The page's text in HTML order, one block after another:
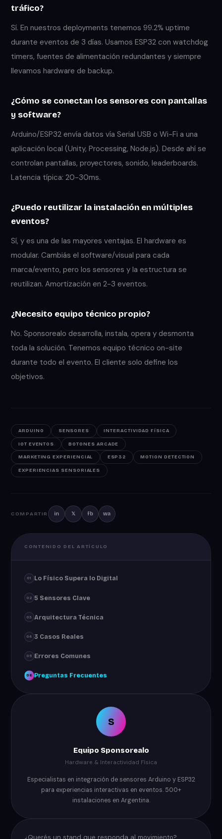
tráfico?
Sí. En nuestros deployments tenemos 99.2% uptime
durante eventos de 3 días. Usamos ESP32 con watchdog
timers, fuentes de alimentación redundantes y siempre
llevamos hardware de backup.
¿Cómo se conectan los sensores con pantallas
y software?
Arduino/ESP32 envía datos vía Serial USB o Wi-Fi a una
aplicación local (Unity, Processing, Node.js). Desde ahí se
controlan pantallas, proyectores, sonido, leaderboards.
Latencia típica: 20-30ms.
¿Puedo reutilizar la instalación en múltiples
eventos?
Sí, y es una de las mayores ventajas. El hardware es
modular. Cambiás el software/visual para cada
marca/evento, pero los sensores y la estructura se
reutilizan. Amortización en 2-3 eventos.
¿Necesito equipo técnico propio?
No. Sponsorealo desarrolla, instala, opera y desmonta
toda la solución. Tenemos equipo técnico on-site
durante todo el evento. El cliente solo define los
objetivos.
ARDUINO SENSORES INTERACTIVIDAD FÍSICA
IOT EVENTOS BOTONES ARCADE
MARKETING EXPERIENCIAL ESP32 MOTION DETECTION
EXPERIENCIAS SENSORIALES
COMPARTIR in 𝕏 fb wa
CONTENIDO DEL ARTÍCULO
01 Lo Físico Supera lo Digital
02 5 Sensores Clave
03 Arquitectura Técnica
04 3 Casos Reales
05 Errores Comunes
06 Preguntas Frecuentes
S
Equipo Sponsorealo
Hardware & Interactividad Física
Especialistas en integración de sensores Arduino y ESP32
para experiencias interactivas en eventos. 500+
instalaciones en Argentina.
¿Querés un stand que responda al movimiento?